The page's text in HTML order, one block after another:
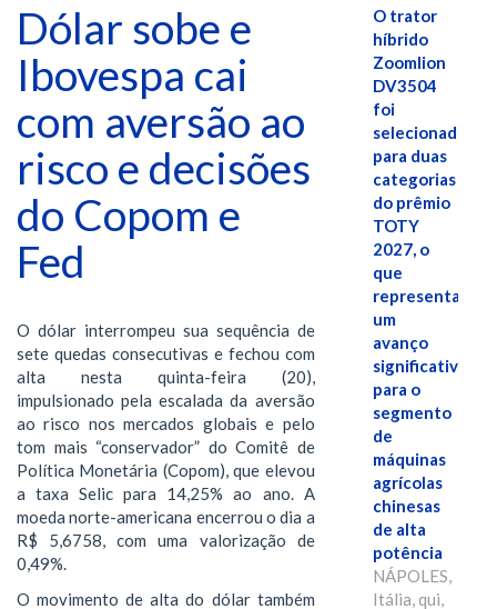
Dólar sobe e
Ibovespa cai
com aversão ao
risco e decisões
do Copom e
Fed
O dólar interrompeu sua sequência de
sete quedas consecutivas e fechou com
alta nesta quinta-feira (20),
impulsionado pela escalada da aversão
ao risco nos mercados globais e pelo
tom mais “conservador” do Comitê de
Política Monetária (Copom), que elevou
a taxa Selic para 14,25% ao ano. A
moeda norte-americana encerrou o dia a
R$ 5,6758, com uma valorização de
0,49%.
O movimento de alta do dólar também
O trator
híbrido
Zoomlion
DV3504
foi
selecionado
para duas
categorias
do prêmio
TOTY
2027, o
que
representa
um
avanço
significativo
para o
segmento
de
máquinas
agrícolas
chinesas
de alta
potência
NÁPOLES,
Itália, qui,